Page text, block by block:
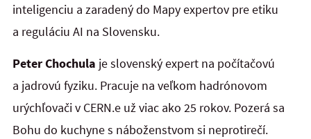
inteligenciu a zaradený do Mapy expertov pre etiku
a reguláciu AI na Slovensku.
Peter Chochula je slovenský expert na počítačovú
a jadrovú fyziku. Pracuje na veľkom hadrónovom
urýchľovači v CERN.e už viac ako 25 rokov. Pozerá sa
Bohu do kuchyne s náboženstvom si neprotirečí.